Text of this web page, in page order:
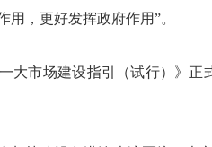
用，更好发挥政府作用”。
市场建设指引（试行）》正